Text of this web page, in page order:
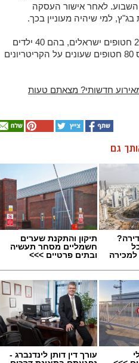
לאחר אישור העסקה
לפי המידע העדכני, ברצועת עזה נמצאים 236 חטופים ישראלים, בהם 40 ילדים
ו-13 אימהות. ההערכה בישראל שבידי חמאס 80 חטופים שעונים על הקריטריונים
חדשותי? מצאתם טעות
גם
תיקון והתקנת שערים
חשמליים מסחר תעשיה
ובתים פרטיים >>>
עורך דין דותן לינדנברג -